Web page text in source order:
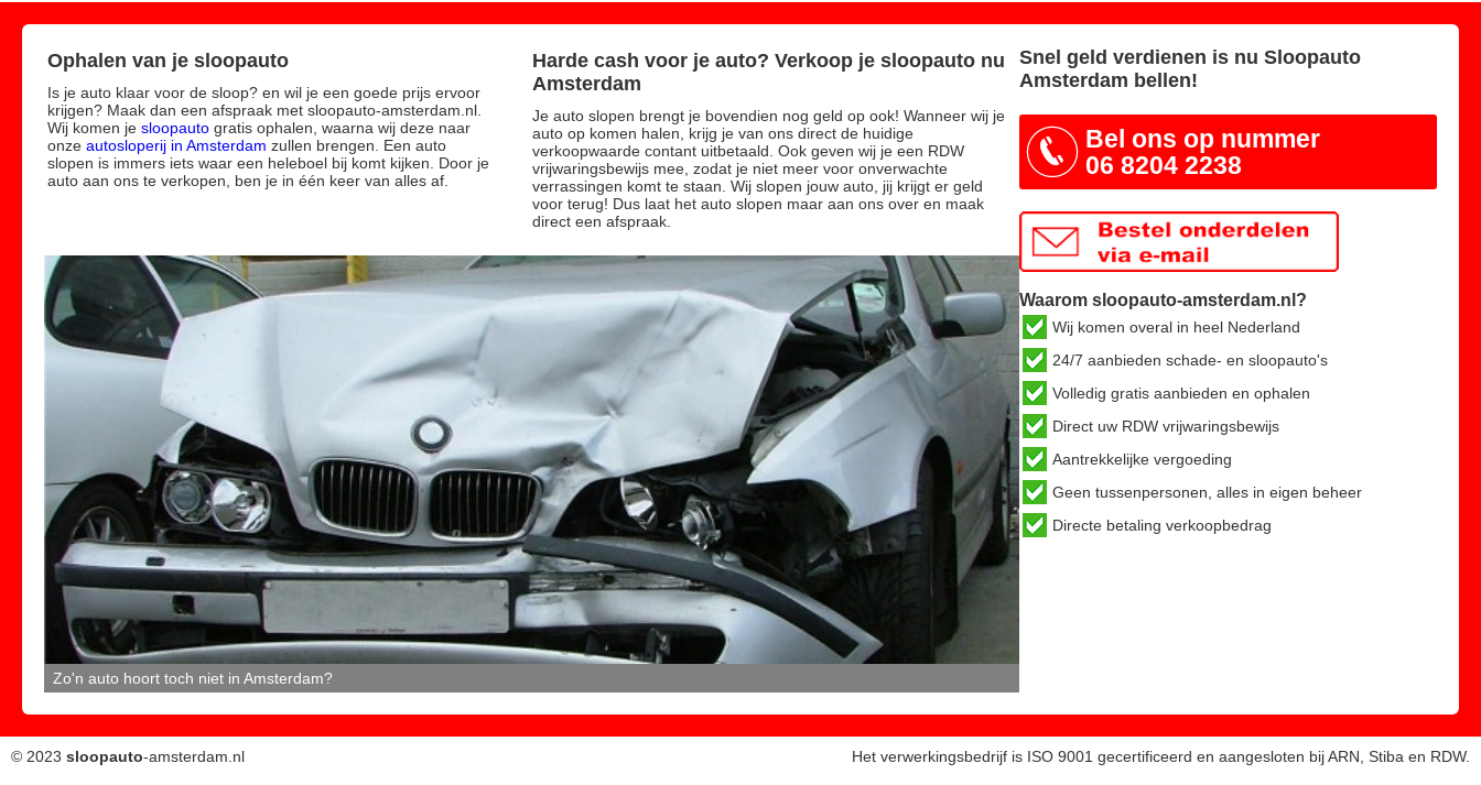
Ophalen van je sloopauto
Is je auto klaar voor de sloop? en wil je een goede prijs ervoor
krijgen? Maak dan een afspraak met sloopauto-amsterdam.nl.
Wij komen je sloopauto gratis ophalen, waarna wij deze naar
onze autosloperij in Amsterdam zullen brengen. Een auto
slopen is immers iets waar een heleboel bij komt kijken. Door je
auto aan ons te verkopen, ben je in één keer van alles af.
Harde cash voor je auto? Verkoop je sloopauto nu
Amsterdam
Je auto slopen brengt je bovendien nog geld op ook! Wanneer wij je
auto op komen halen, krijg je van ons direct de huidige
verkoopwaarde contant uitbetaald. Ook geven wij je een RDW
vrijwaringsbewijs mee, zodat je niet meer voor onverwachte
verrassingen komt te staan. Wij slopen jouw auto, jij krijgt er geld
voor terug! Dus laat het auto slopen maar aan ons over en maak
direct een afspraak.
Zo'n auto hoort toch niet in Amsterdam?
Snel geld verdienen is nu Sloopauto
Amsterdam bellen!
Bel ons op nummer
06 8204 2238
Waarom sloopauto-amsterdam.nl?
Wij komen overal in heel Nederland
24/7 aanbieden schade- en sloopauto's
Volledig gratis aanbieden en ophalen
Direct uw RDW vrijwaringsbewijs
Aantrekkelijke vergoeding
Geen tussenpersonen, alles in eigen beheer
Directe betaling verkoopbedrag
© 2023 sloopauto-amsterdam.nl Het verwerkingsbedrijf is ISO 9001 gecertificeerd en aangesloten bij ARN, Stiba en RDW.